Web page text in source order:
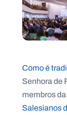
Como é
Senhora de
membros
Salesianos